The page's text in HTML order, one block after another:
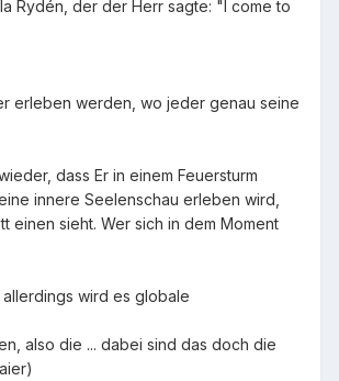
Rydén, der der Herr sagte: "I come to
erleben werden, wo jeder genau seine
dass Er in einem Feuersturm
innere Seelenschau erleben wird,
einen sieht. Wer sich in dem Moment
wird es globale
also die ... dabei sind das doch die